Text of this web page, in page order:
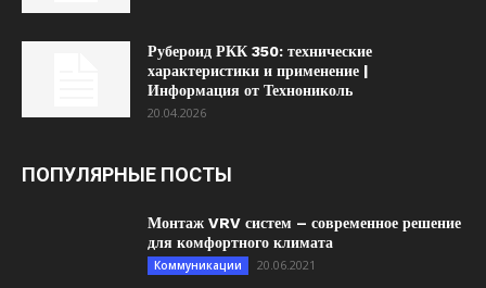
Рубероид РКК 350: технические
характеристики и применение |
Информация от Технониколь
20.04.2026
ПОПУЛЯРНЫЕ ПОСТЫ
Монтаж VRV систем – современное решение
для комфортного климата
Коммуникации 20.06.2021